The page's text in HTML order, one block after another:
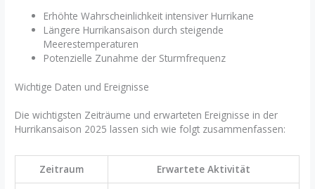
Erhöhte Wahrscheinlichkeit intensiver Hurrikane
Längere Hurrikansaison durch steigende
Meerestemperaturen
Potenzielle Zunahme der Sturmfrequenz
Wichtige Daten und Ereignisse
Die wichtigsten Zeiträume und erwarteten Ereignisse in der
Hurrikansaison 2025 lassen sich wie folgt zusammenfassen:
Zeitraum Erwartete Aktivität